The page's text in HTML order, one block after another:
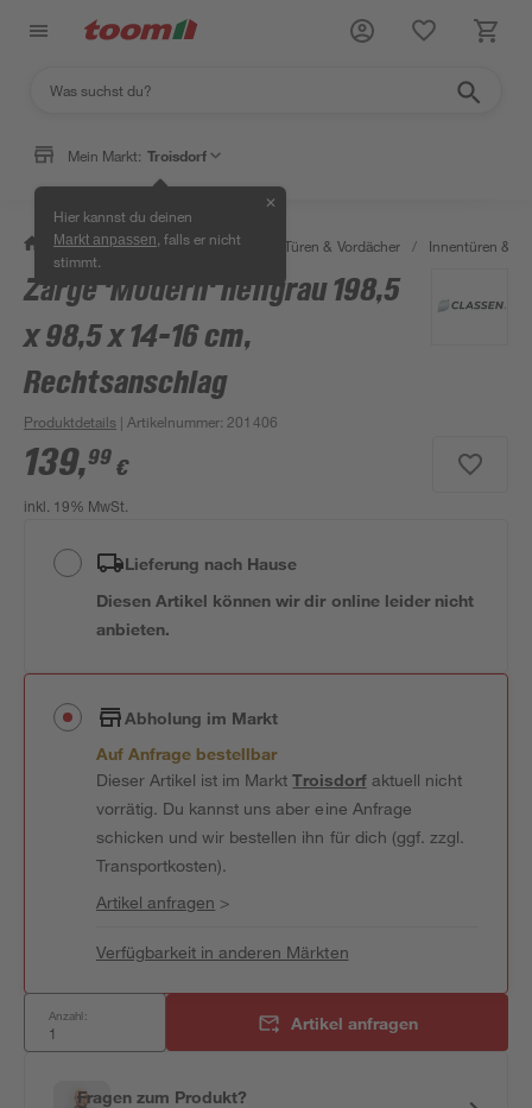
Mein Markt: Troisdorf
Hier kannst du deinen
Markt anpassen , falls er nicht
stimmt.
✕
/ Bauen & Renovieren / Fenster, Türen & Vordächer / Innentüren &
Zarge 'Modern' hellgrau 198,5
x 98,5 x 14-16 cm,
Rechtsanschlag
Produktdetails | Artikelnummer: 201406
139,99 €
inkl. 19% MwSt.
Lieferung nach Hause
Diesen Artikel können wir dir online leider nicht
anbieten.
Abholung im Markt
Auf Anfrage bestellbar
Dieser Artikel ist im MarktTroisdorfaktuell nicht
vorrätig. Du kannst uns aber eine Anfrage
schicken und wir bestellen ihn für dich (ggf. zzgl.
Transportkosten).
Artikel anfragen >
Verfügbarkeit in anderen Märkten
Anzahl: Artikel anfragen
Fragen zum Produkt?